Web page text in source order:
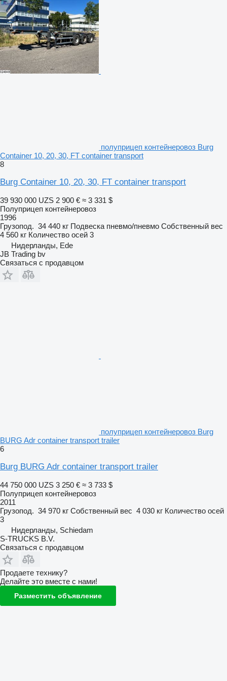
полуприцеп контейнеровоз Burg
Container 10, 20, 30, FT container transport
8
Burg Container 10, 20, 30, FT container transport
39 930 000 UZS 2 900 € ≈ 3 331 $
Полуприцеп контейнеровоз
1996
Грузопод. 34 440 кг Подвеска пневмо/пневмо Собственный вес
4 560 кг Количество осей 3
Нидерланды, Ede
JB Trading bv
Связаться с продавцом
полуприцеп контейнеровоз Burg
BURG Adr container transport trailer
6
Burg BURG Adr container transport trailer
44 750 000 UZS 3 250 € ≈ 3 733 $
Полуприцеп контейнеровоз
2011
Грузопод. 34 970 кг Собственный вес 4 030 кг Количество осей
3
Нидерланды, Schiedam
S-TRUCKS B.V.
Связаться с продавцом
Продаете технику?
Делайте это вместе с нами!
Разместить объявление